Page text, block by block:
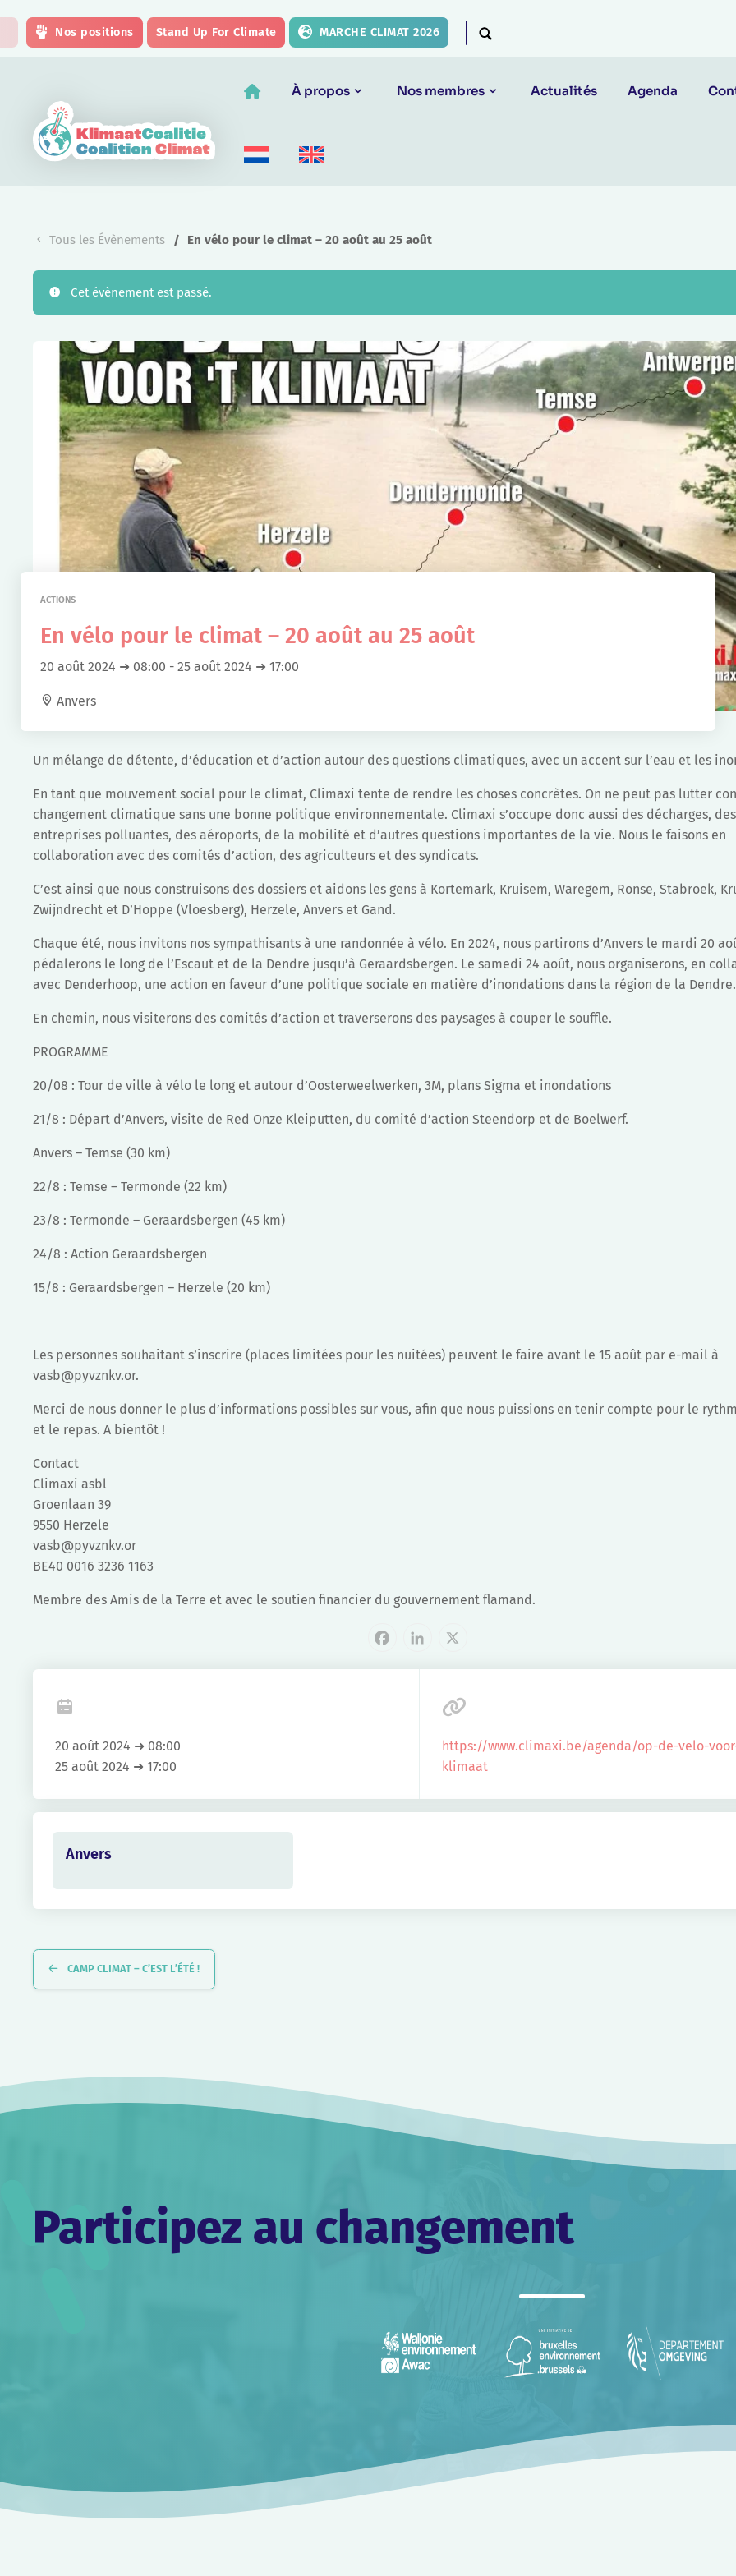
Nos positions Stand Up For Climate MARCHE CLIMAT 2026
À propos Nos membres Actualités Agenda
Tous les Évènements En vélo pour le climat – 20 août au 25 août
Cet évènement est passé.
ACTIONS
En vélo pour le climat – 20 août au 25 août
20 août 2024 ➜ 08:00 -25 août 2024 ➜ 17:00
Anvers
Un mélange de détente, d’éducation et d’action autour des questions climatiques, avec un accent sur l’eau et les
En tant que mouvement social pour le climat, Climaxi tente de rendre les choses concrètes. On ne peut pas lutter
changement climatique sans une bonne politique environnementale. Climaxi s’occupe donc aussi des décharges, des
entreprises polluantes, des aéroports, de la mobilité et d’autres questions importantes de la vie. Nous le faisons en
collaboration avec des comités d’action, des agriculteurs et des syndicats.
C’est ainsi que nous construisons des dossiers et aidons les gens à Kortemark, Kruisem, Waregem, Ronse, Stabroek,
Zwijndrecht et D’Hoppe (Vloesberg), Herzele, Anvers et Gand.
Chaque été, nous invitons nos sympathisants à une randonnée à vélo. En 2024, nous partirons d’Anvers le mardi 20
pédalerons le long de l’Escaut et de la Dendre jusqu’à Geraardsbergen. Le samedi 24 août, nous organiserons, en
avec Denderhoop, une action en faveur d’une politique sociale en matière d’inondations dans la région de la Dendre.
En chemin, nous visiterons des comités d’action et traverserons des paysages à couper le souffle.
PROGRAMME
20/08 : Tour de ville à vélo le long et autour d’Oosterweelwerken, 3M, plans Sigma et inondations
21/8 : Départ d’Anvers, visite de Red Onze Kleiputten, du comité d’action Steendorp et de Boelwerf.
Anvers – Temse (30 km)
22/8 : Temse – Termonde (22 km)
23/8 : Termonde – Geraardsbergen (45 km)
24/8 : Action Geraardsbergen
15/8 : Geraardsbergen – Herzele (20 km)
Les personnes souhaitant s’inscrire (places limitées pour les nuitées) peuvent le faire avant le 15 août par e-mail à
vasb@pyvznkv.or.
Merci de nous donner le plus d’informations possibles sur vous, afin que nous puissions en tenir compte pour le
et le repas. A bientôt !
Contact
Climaxi asbl
Groenlaan 39
9550 Herzele
vasb@pyvznkv.or
BE40 0016 3236 1163
Membre des Amis de la Terre et avec le soutien financier du gouvernement flamand.
Facebook
LinkedIn
X
20 août 2024 ➜ 08:00
25 août 2024 ➜ 17:00
https://www.climaxi.be/agenda/op-de-velo-
klimaat
Anvers
Évènement
CAMP CLIMAT – C’EST L’ÉTÉ !
Participez au changement